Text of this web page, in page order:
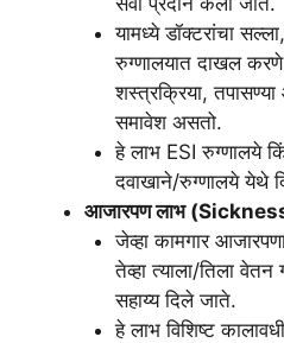
यामध्ये डॉक्टरांचा
रुग्णालयात दाखल
शस्त्रक्रिया, तपासण्या
समावेश असतो.
हे लाभ ESI रुग्णालये
दवाखाने/रुग्णालये येथे
आजारपण लाभ
जेव्हा कामगार
तेव्हा त्याला/तिला वेतन
सहाय्य दिले जाते.
हे लाभ विशिष्ट